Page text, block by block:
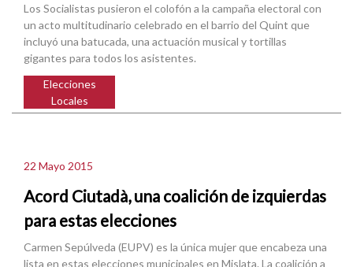
Los Socialistas pusieron el colofón a la campaña electoral con
un acto multitudinario celebrado en el barrio del Quint que
incluyó una batucada, una actuación musical y tortillas
gigantes para todos los asistentes.
Elecciones
Locales
22 Mayo 2015
Acord Ciutadà, una coalición de izquierdas
para estas elecciones
Carmen Sepúlveda (EUPV) es la única mujer que encabeza una
lista en estas elecciones municipales en Mislata. La coalición a